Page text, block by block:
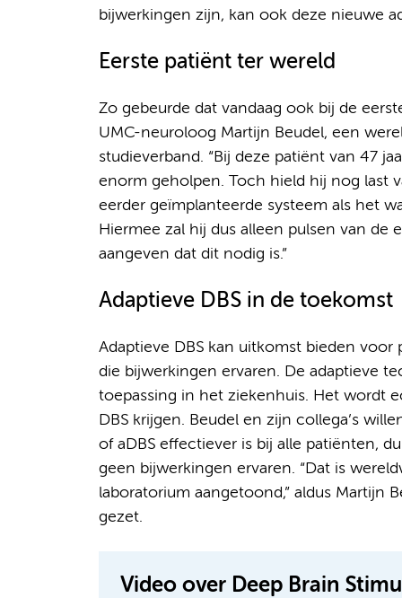
bijwerkingen zijn, kan ook deze nieuwe
Eerste patiënt ter wereld
Zo gebeurde dat vandaag ook bij de
UMC-neuroloog Martijn Beudel, een
studieverband. “Bij deze patiënt van 47
enorm geholpen. Toch hield hij nog last
eerder geïmplanteerde systeem als het
Hiermee zal hij dus alleen pulsen van
aangeven dat dit nodig is.”
Adaptieve DBS in de toekomst
Adaptieve DBS kan uitkomst bieden
die bijwerkingen ervaren. De adaptieve
toepassing in het ziekenhuis. Het wordt
DBS krijgen. Beudel en zijn collega’s
of aDBS effectiever is bij alle patiënten,
geen bijwerkingen ervaren. “Dat is
laboratorium aangetoond,” aldus Martijn
gezet.
Video over Deep Brain